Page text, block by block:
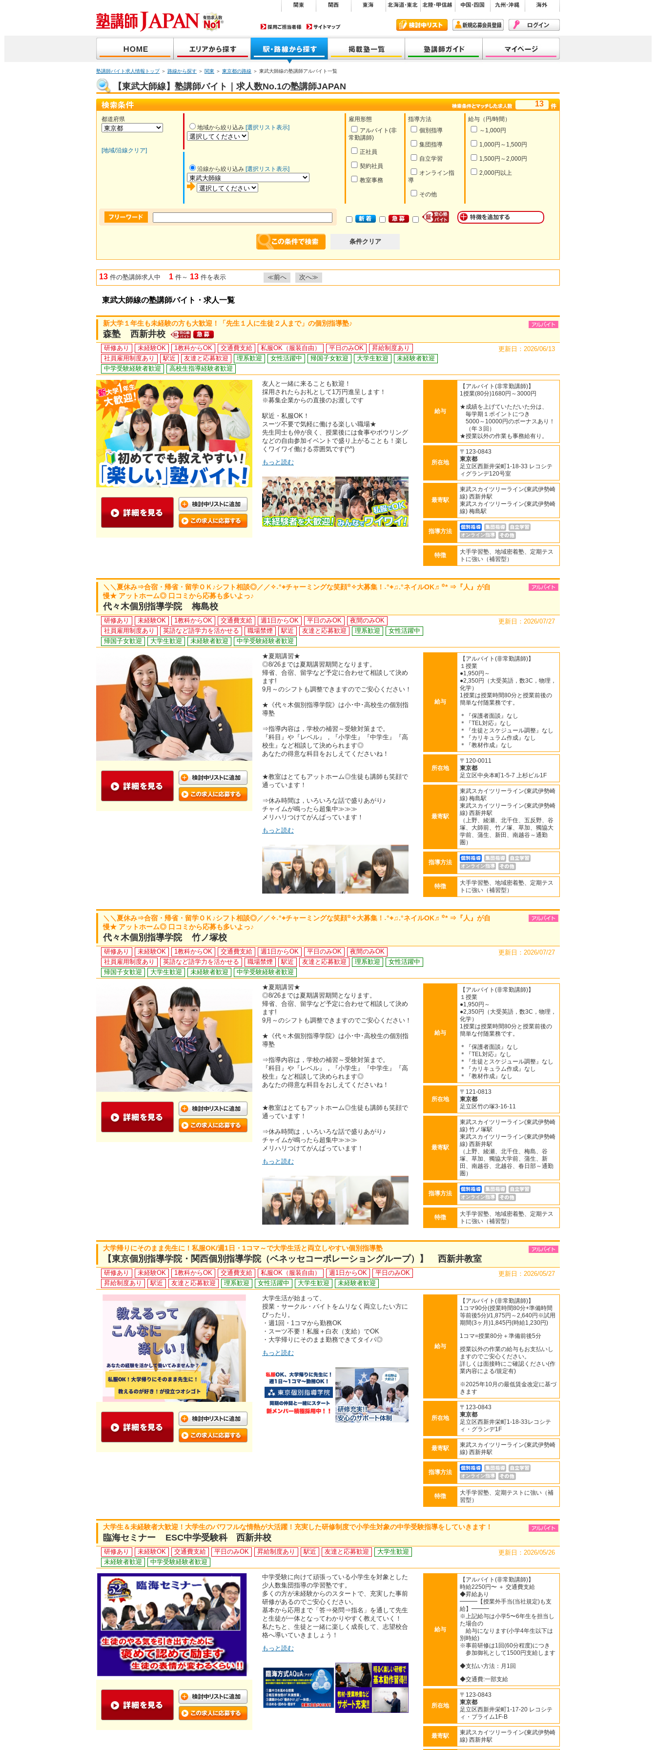
塾講師バイト求人情報トップ＞ 路線から探す ＞ 関東 ＞ 東京都の路線 ＞ 東武大師線の塾講師アルバイト一覧
【東武大師線】塾講師バイト｜求人数No.1の塾講師JAPAN
13
都道府県
[地域/沿線クリア]
地域から絞り込み [選択リスト表示]
雇用形態
アルバイト(非
常勤講師)
正社員
契約社員
教室事務
指導方法
個別指導
集団指導
自立学習
オンライン指
導
その他
給与（円/時間）
～1,000円
1,000円～1,500円
1,500円～2,000円
2,000円以上
沿線から絞り込み [選択リスト表示]
条件クリア
13 件の塾講師求人中 1 件～ 13 件を表示 ≪前へ 次へ≫
東武大師線の塾講師バイト・求人一覧
新大学１年生も未経験の方も大歓迎！「先生１人に生徒２人まで」の個別指導塾♪
森塾 西新井校
研修あり 未経験OK 1教科からOK 交通費支給 私服OK（服装自由） 平日のみOK
昇給制度あり
社員雇用制度あり
駅近 友達と応募歓迎 理系歓迎 女性活躍中 帰国子女歓迎 大学生歓迎
未経験者歓迎
中学受験経験者歓迎
高校生指導経験者歓迎
更新日：2026/06/13
友人と一緒に来ることも歓迎！
採用されたらお礼として1万円進呈します！
※募集企業からの直接のお渡しです
駅近・私服OK！
スーツ不要で気軽に働ける楽しい職場★
先生同士も仲が良く、授業後には食事やボウリング
などの自由参加イベントで盛り上がることも！楽し
くワイワイ働ける雰囲気です(^^)
もっと読む
給与
【アルバイト(非常勤講師)】
1授業(80分)1680円～3000円
★成績を上げていただいた分は、
毎学期１ポイントにつき
5000～10000円のボーナスあり！
（年３回）
★授業以外の作業も事務給有り。
所在地
〒123-0843
東京都
足立区西新井栄町1-18-33 レコシテ
ィグランデ120号室
最寄駅
東武スカイツリーライン(東武伊勢崎
線) 西新井駅
東武スカイツリーライン(東武伊勢崎
線) 梅島駅
指導方法
オンライン指導
特徴
大手学習塾、地域密着塾、定期テス
トに強い（補習型）
＼＼夏休み⇒合宿・帰省・留学ＯＫ♪シフト相談◎／／✧˖°⌖チャーミングな笑顔꙳✧大募集！˖°⌖♫.°ネイルOK♬꙳* ⇒『人』が自
慢★ アットホーム◎ 口コミから応募も多いよっ♪
代々木個別指導学院 梅島校
研修あり 未経験OK 1教科からOK 交通費支給 週1日からOK 平日のみOK
夜間のみOK
社員雇用制度あり
英語など語学力を活かせる 職場禁煙 駅近 友達と応募歓迎 理系歓迎
女性活躍中
帰国子女歓迎
大学生歓迎 未経験者歓迎 中学受験経験者歓迎
更新日：2026/07/27
★夏期講習★
◎8/26までは夏期講習期間となります。
帰省、合宿、留学など予定に合わせて相談して決め
ます!
9月～のシフトも調整できますのでご安心ください！
★《代々木個別指導学院》は小･中･高校生の個別指
導塾
⇒指導内容は，学校の補習～受験対策まで。
『科目』や『レベル』，『小学生』『中学生』『高
校生』など相談して決められます◎
あなたの得意な科目をおしえてくださいね！
★教室はとてもアットホーム◎生徒も講師も笑顔で
通っています！
⇒休み時間は，いろいろな話で盛りあがり♪
チャイムが鳴ったら超集中≫≫≫
メリハリつけてがんばっています！
もっと読む
給与
【アルバイト(非常勤講師)】
１授業
●1,950円～
●2,350円（大受英語，数3C，物理，
化学）
1授業は授業時間80分と授業前後の
簡単な付随業務です。
＊『保護者面談』なし
＊『TEL対応』なし
＊『生徒とスケジュール調整』なし
＊『カリキュラム作成』なし
＊『教材作成』なし
所在地
〒120-0011
東京都
足立区中央本町1-5-7 上杉ビル1F
最寄駅
東武スカイツリーライン(東武伊勢崎
線) 梅島駅
東武スカイツリーライン(東武伊勢崎
線) 西新井駅
（上野、綾瀬、北千住、五反野、谷
塚、大師前、竹ノ塚、草加、獨協大
学前、蒲生、新田、南越谷～通勤
圏）
指導方法
オンライン指導
特徴
大手学習塾、地域密着塾、定期テス
トに強い（補習型）
＼＼夏休み⇒合宿・帰省・留学ＯＫ♪シフト相談◎／／✧˖°⌖チャーミングな笑顔꙳✧大募集！˖°⌖♫.°ネイルOK♬꙳* ⇒『人』が自
慢★ アットホーム◎ 口コミから応募も多いよっ♪
代々木個別指導学院 竹ノ塚校
研修あり 未経験OK 1教科からOK 交通費支給 週1日からOK 平日のみOK
夜間のみOK
社員雇用制度あり
英語など語学力を活かせる 職場禁煙 駅近 友達と応募歓迎 理系歓迎
女性活躍中
帰国子女歓迎
大学生歓迎 未経験者歓迎 中学受験経験者歓迎
更新日：2026/07/27
★夏期講習★
◎8/26までは夏期講習期間となります。
帰省、合宿、留学など予定に合わせて相談して決め
ます!
9月～のシフトも調整できますのでご安心ください！
★《代々木個別指導学院》は小･中･高校生の個別指
導塾
⇒指導内容は，学校の補習～受験対策まで。
『科目』や『レベル』，『小学生』『中学生』『高
校生』など相談して決められます◎
あなたの得意な科目をおしえてくださいね！
★教室はとてもアットホーム◎生徒も講師も笑顔で
通っています！
⇒休み時間は，いろいろな話で盛りあがり♪
チャイムが鳴ったら超集中≫≫≫
メリハリつけてがんばっています！
もっと読む
給与
【アルバイト(非常勤講師)】
１授業
●1,950円～
●2,350円（大受英語，数3C，物理，
化学）
1授業は授業時間80分と授業前後の
簡単な付随業務です。
＊『保護者面談』なし
＊『TEL対応』なし
＊『生徒とスケジュール調整』なし
＊『カリキュラム作成』なし
＊『教材作成』なし
所在地
〒121-0813
東京都
足立区竹の塚3-16-11
最寄駅
東武スカイツリーライン(東武伊勢崎
線) 竹ノ塚駅
東武スカイツリーライン(東武伊勢崎
線) 西新井駅
（上野、綾瀬、北千住、梅島、谷
塚、草加、獨協大学前、蒲生、新
田、南越谷、北越谷、春日部～通勤
圏）
指導方法
オンライン指導
特徴
大手学習塾、地域密着塾、定期テス
トに強い（補習型）
大学帰りにそのまま先生に！私服OK/週1日・1コマ～で大学生活と両立しやすい個別指導塾
【東京個別指導学院・関西個別指導学院（ベネッセコーポレーショングループ）】 西新井教室
研修あり 未経験OK 1教科からOK 交通費支給 私服OK（服装自由） 週1日からOK
平日のみOK
昇給制度あり
駅近 友達と応募歓迎 理系歓迎 女性活躍中 大学生歓迎 未経験者歓迎
更新日：2026/05/27
大学生活が始まって、
授業・サークル・バイトをムリなく両立したい方に
ぴったり。
・週1回・1コマから勤務OK
・スーツ不要！私服＋白衣（支給）でOK
・大学帰りにそのまま勤務できてタイパ◎
もっと読む
給与
【アルバイト(非常勤講師)】
1コマ90分(授業時間80分+準備時間
等前後5分)/1,875円～2,640円※試用
期間(3ヶ月)1,845円(時給1,230円)
1コマ=授業80分＋準備前後5分
授業以外の作業の給与もお支払いし
ますのでご安心ください。
詳しくは面接時にご確認ください(作
業内容による/規定有)
※2025年10月の最低賃金改定に基づ
きます
所在地
〒123-0843
東京都
足立区西新井栄町1-18-33レコシテ
ィ・グランデ1F
最寄駅
東武スカイツリーライン(東武伊勢崎
線) 西新井駅
指導方法
オンライン指導
特徴
大手学習塾、定期テストに強い（補
習型）
大学生＆未経験者大歓迎！大学生のパワフルな情熱が大活躍！充実した研修制度で小学生対象の中学受験指導をしていきます！
臨海セミナー ESC中学受験科 西新井校
研修あり 未経験OK 交通費支給 平日のみOK 昇給制度あり 駅近 友達と応募歓迎
大学生歓迎
未経験者歓迎
中学受験経験者歓迎
更新日：2026/05/26
中学受験に向けて頑張っている小学生を対象とした
少人数集団指導の学習塾です。
多くの方が未経験からのスタートで、充実した事前
研修があるのでご安心ください。
基本から応用まで「答⇒発問⇒指名」を通して先生
と生徒が一体となってわかりやすく教えていく！
私たちと、生徒と一緒に楽しく成長して、志望校合
格へ導いていきましょう！
もっと読む
給与
【アルバイト(非常勤講師)】
時給2250円〜 ＋ 交通費支給
◆昇給あり
━━━【授業外手当(当社規定)も支
給】━━━
※上記給与は小学5〜6年生を担当し
た場合の
給与になります(小学4年生以下は
別時給)
※事前研修は1回(60分程度)につき
参加御礼として1500円支給します
◆支払い方法：月1回
◆交通費:一部支給
所在地
〒123-0843
東京都
足立区西新井栄町1-17-20 レコシテ
ィ・プライム1F-B
最寄駅
東武スカイツリーライン(東武伊勢崎
線) 西新井駅